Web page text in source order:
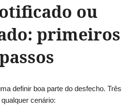
ou
primeiros
definir boa parte do desfecho. Três
cenário: